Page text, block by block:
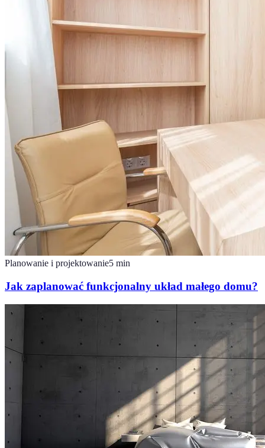
Planowanie i projektowanie5 min
Jak zaplanować funkcjonalny układ małego domu?